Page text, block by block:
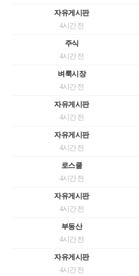
자유게시판
4시간 전
주식
4시간 전
벼룩시장
4시간 전
자유게시판
4시간 전
자유게시판
4시간 전
로스쿨
4시간 전
자유게시판
4시간 전
부동산
4시간 전
자유게시판
4시간 전